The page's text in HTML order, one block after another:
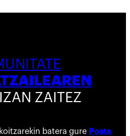
ZAITEZ
batera gure Posta